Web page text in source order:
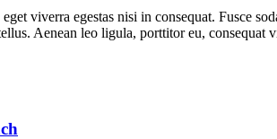
viverra egestas nisi in consequat. Fusce
Aenean leo ligula, porttitor eu,